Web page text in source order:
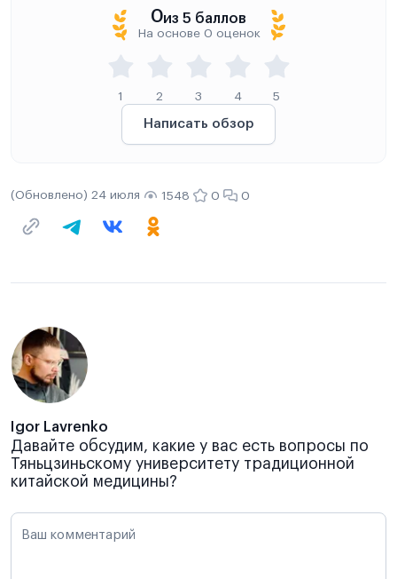
1 2 3 4 5
0из 5 баллов
На основе 0 оценок
Написать обзор
(Обновлено) 24 июля 1548 0 0
Igor Lavrenko
Давайте обсудим, какие у вас есть вопросы по
Тяньцзиньскому университету традиционной
китайской медицины?
Ваш комментарий